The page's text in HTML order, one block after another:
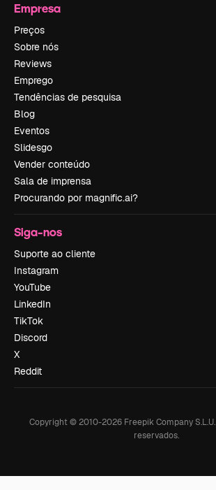
Empresa
Preços
Sobre nós
Reviews
Emprego
Tendências de pesquisa
Blog
Eventos
Slidesgo
Vender conteúdo
Sala de imprensa
Procurando por magnific.ai?
Siga-nos
Suporte ao cliente
Instagram
YouTube
LinkedIn
TikTok
Discord
X
Reddit
Copyright © 2010-2026Freepik Company S.L.U.
reservados.